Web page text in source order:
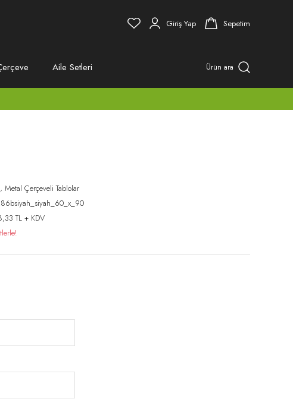
Giriş Yap Sepetim
Aile Setleri Ürün ara
, Metal Çerçeveli Tablolar
TL + KDV